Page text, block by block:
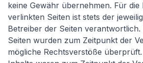
keine Gewähr übernehmen. Für die
verlinkten Seiten ist stets der
Betreiber der Seiten verantwortlich.
Seiten wurden zum Zeitpunkt der
mögliche Rechtsverstöße